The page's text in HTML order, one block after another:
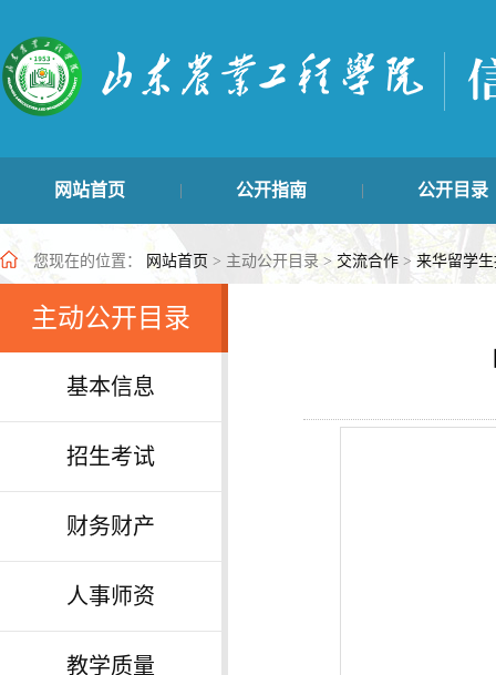
网站首页 公开指南 公开目录
学生管理类 | 主动公开目录 | 最新公开信
您现在的位置： 网站首页 > 主动公开目录 > 交流合作 > 来华留学
主动公开目录
基本信息
招生考试
财务财产
人事师资
教学质量